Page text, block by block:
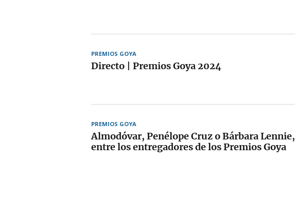
PREMIOS GOYA
Directo | Premios Goya 2024
PREMIOS GOYA
Almodóvar, Penélope Cruz o Bárbara Lennie,
entre los entregadores de los Premios Goya